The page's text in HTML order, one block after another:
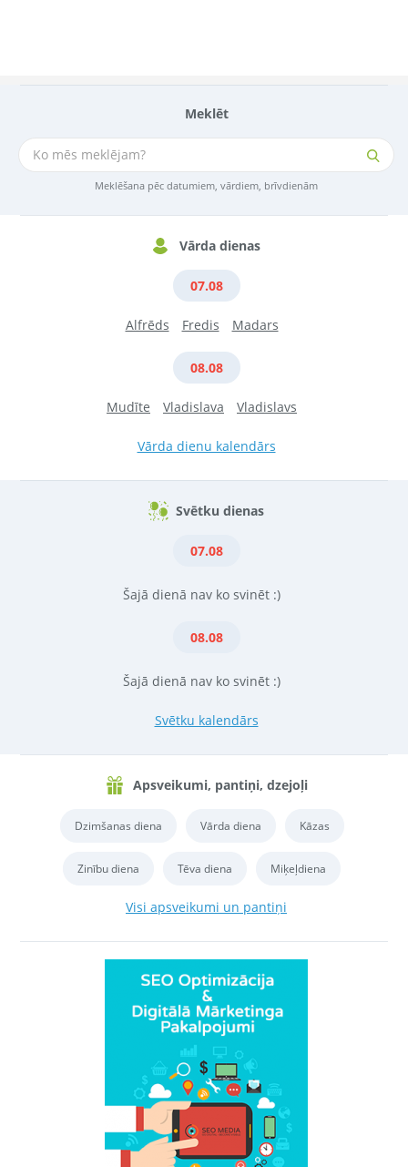
Meklēt
Meklēšana pēc datumiem, vārdiem, brīvdienām
Vārda dienas
07.08
Alfrēds Fredis Madars
08.08
Mudīte Vladislava Vladislavs
Vārda dienu kalendārs
Svētku dienas
07.08
Šajā dienā nav ko svinēt :)
08.08
Šajā dienā nav ko svinēt :)
Svētku kalendārs
Apsveikumi, pantiņi, dzejoļi
Dzimšanas diena Vārda diena Kāzas
Zinību diena Tēva diena Miķeļdiena
Visi apsveikumi un pantiņi